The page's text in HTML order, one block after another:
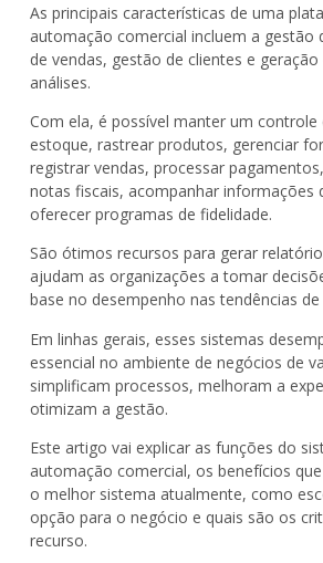
As principais características de uma
automação comercial incluem a gestão
de vendas, gestão de clientes e
análises.
Com ela, é possível manter um controle
estoque, rastrear produtos, gerenciar
registrar vendas, processar
notas fiscais, acompanhar informações
oferecer programas de fidelidade.
São ótimos recursos para gerar
ajudam as organizações a tomar
base no desempenho nas tendências de
Em linhas gerais, esses sistemas
essencial no ambiente de negócios de
simplificam processos, melhoram a
otimizam a gestão.
Este artigo vai explicar as funções do
automação comercial, os benefícios
o melhor sistema atualmente, como
opção para o negócio e quais são os
recurso.